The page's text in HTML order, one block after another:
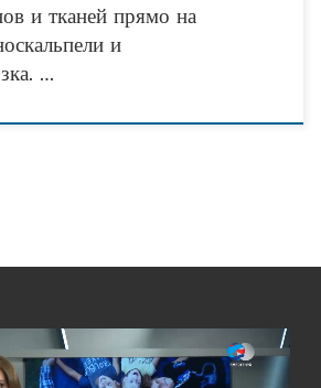
и тканей прямо на
и
…